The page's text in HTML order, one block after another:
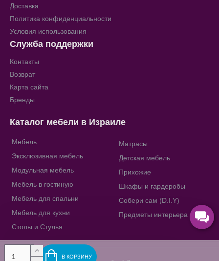
В КОРЗИНУ
Доставка
Политика конфиденциальности
Условия использования
Служба поддержки
Контакты
Возврат
Карта сайта
Бренды
Каталог мебели в Израиле
Мебель
Эксклюзивная мебель
Модульная мебель
Мебель в гостиную
Мебель для спальни
Мебель для кухни
Столы и Стулья
Матрасы
Детская мебель
Прихожие
Шкафы и гардеробы
Собери сам (D.I.Y)
Предметы интерьера